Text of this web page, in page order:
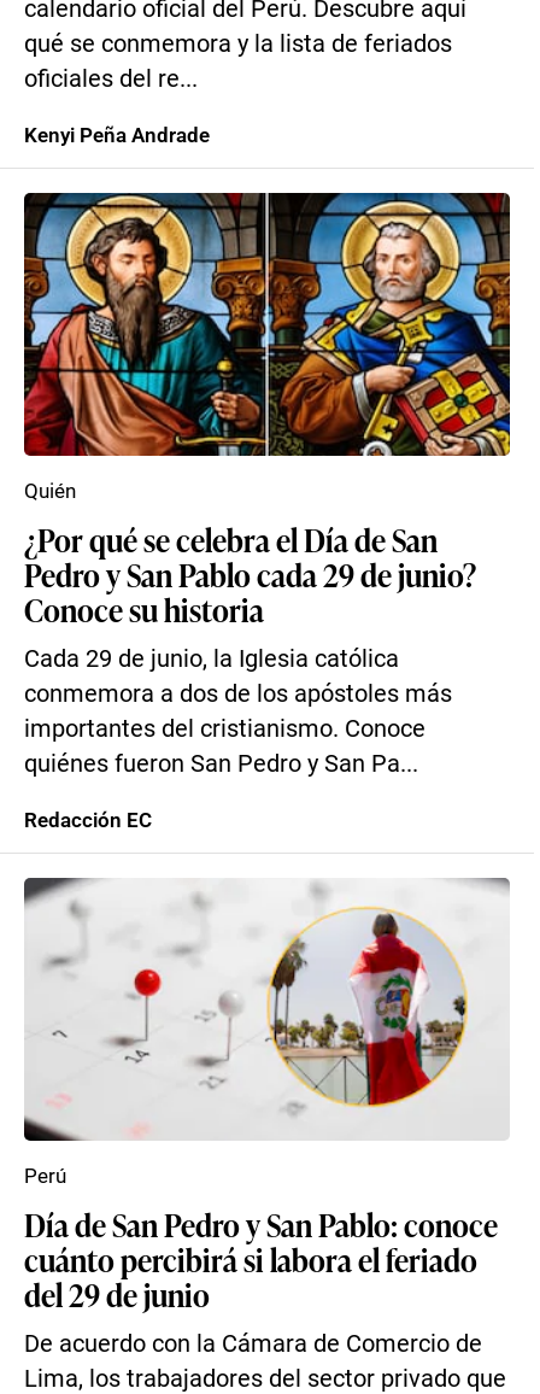
calendario oficial del Perú. Descubre aquí
qué se conmemora y la lista de feriados
oficiales del re...
Kenyi Peña Andrade
¿Por qué se celebra el Día de San
Pedro y San Pablo cada 29 de junio?
Conoce su historia
Cada 29 de junio, la Iglesia católica
conmemora a dos de los apóstoles más
importantes del cristianismo. Conoce
quiénes fueron San Pedro y San Pa...
Quién
Redacción EC
Día de San Pedro y San Pablo: conoce
cuánto percibirá si labora el feriado
del 29 de junio
De acuerdo con la Cámara de Comercio de
Lima, los trabajadores del sector privado que
Perú